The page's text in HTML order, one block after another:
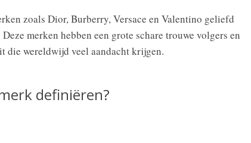
zoals Dior, Burberry, Versace en Valentino geliefd
merken hebben een grote schare trouwe volgers en
die wereldwijd veel aandacht krijgen.
definiëren?